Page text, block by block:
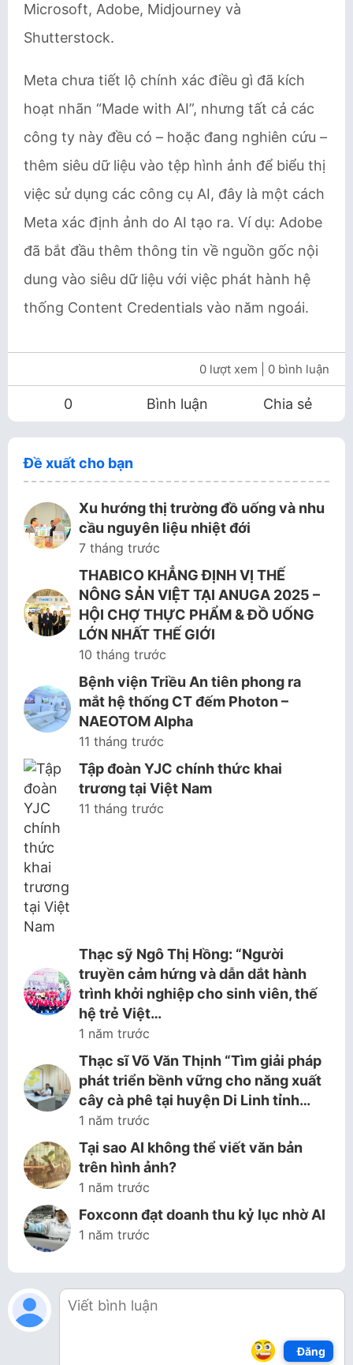
Microsoft, Adobe, Midjourney và
Shutterstock.
Meta chưa tiết lộ chính xác điều gì đã kích
hoạt nhãn “Made with AI”, nhưng tất cả các
công ty này đều có – hoặc đang nghiên cứu –
thêm siêu dữ liệu vào tệp hình ảnh để biểu thị
việc sử dụng các công cụ AI, đây là một cách
Meta xác định ảnh do AI tạo ra. Ví dụ: Adobe
đã bắt đầu thêm thông tin về nguồn gốc nội
dung vào siêu dữ liệu với việc phát hành hệ
thống Content Credentials vào năm ngoái.
0 lượt xem | 0 bình luận
0 Bình luận Chia sẻ
Đề xuất cho bạn
Xu hướng thị trường đồ uống và nhu
cầu nguyên liệu nhiệt đới
7 tháng trước
THABICO KHẲNG ĐỊNH VỊ THẾ
NÔNG SẢN VIỆT TẠI ANUGA 2025 –
HỘI CHỢ THỰC PHẨM & ĐỒ UỐNG
LỚN NHẤT THẾ GIỚI
10 tháng trước
Bệnh viện Triều An tiên phong ra
mắt hệ thống CT đếm Photon –
NAEOTOM Alpha
11 tháng trước
Tập đoàn YJC chính thức khai
trương tại Việt Nam
11 tháng trước
Thạc sỹ Ngô Thị Hồng: “Người
truyền cảm hứng và dẫn dắt hành
trình khởi nghiệp cho sinh viên, thế
hệ trẻ Việt…
1 năm trước
Thạc sĩ Võ Văn Thịnh “Tìm giải pháp
phát triển bềnh vững cho năng xuất
cây cà phê tại huyện Di Linh tỉnh…
1 năm trước
Tại sao AI không thể viết văn bản
trên hình ảnh?
1 năm trước
Foxconn đạt doanh thu kỷ lục nhờ AI
1 năm trước
Đăng